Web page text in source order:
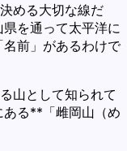
める大切な線だ
を通って太平洋に
前」があるわけで
山として知られて
ある**「雌岡山（め